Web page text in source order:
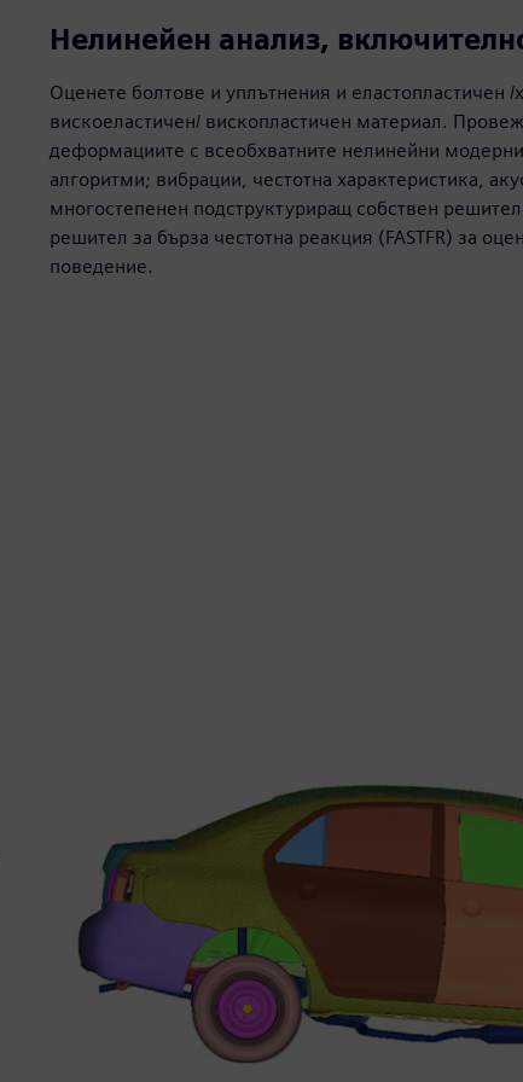
Нелинейен анализ,
Оценете болтове и уплътнения и еластопластичен /
вискоеластичен/ вископластичен материал.
деформациите с всеобхватните нелинейни
алгоритми; вибрации, честотна характеристика,
многостепенен подструктуриращ собствен решител
решител за бърза честотна реакция (FASTFR) за
поведение.